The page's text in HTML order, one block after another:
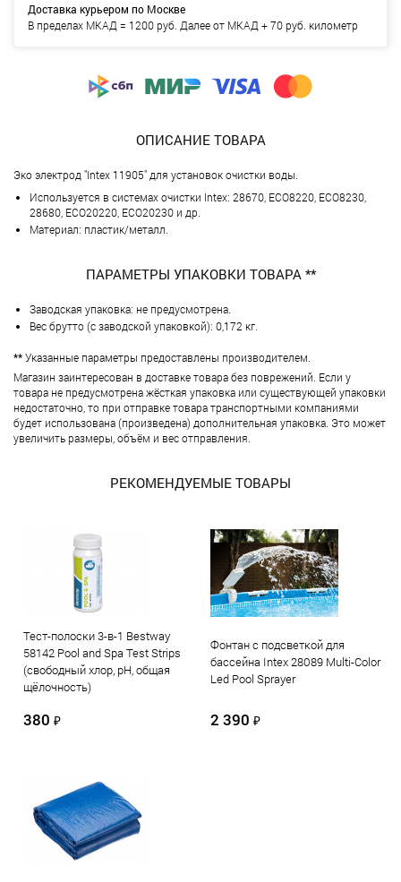
Доставка курьером по Москве
В пределах МКАД = 1200 руб. Далее от МКАД + 70 руб. километр
ОПИСАНИЕ ТОВАРА
Эко электрод "Intex 11905" для установок очистки воды.
Используется в системах очистки Intex: 28670, ECO8220, ECO8230,
28680, ECO20220, ECO20230 и др.
Материал: пластик/металл.
ПАРАМЕТРЫ УПАКОВКИ ТОВАРА **
Заводская упаковка: не предусмотрена.
Вес брутто (с заводской упаковкой): 0,172 кг.
**Указанные параметры предоставлены производителем.
Магазин заинтересован в доставке товара без поврежений. Если у
товара не предусмотрена жёсткая упаковка или существующей упаковки
недостаточно, то при отправке товара транспортными компаниями
будет использована (произведена) дополнительная упаковка. Это может
увеличить размеры, объём и вес отправления.
РЕКОМЕНДУЕМЫЕ ТОВАРЫ
Тест-полоски 3-в-1 Bestway
58142 Pool and Spa Test Strips
(свободный хлор, рН, общая
щёлочность)
380 ₽
Фонтан с подсветкой для
бассейна Intex 28089 Multi-Color
Led Pool Sprayer
2 390 ₽